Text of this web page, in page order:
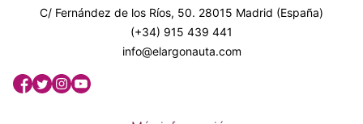
C/ Fernández de los Ríos, 50. 28015 Madrid (España)
(+34) 915 439 441
info@elargonauta.com